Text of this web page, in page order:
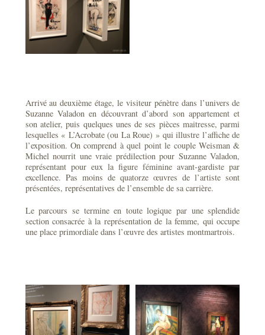
Arrivé au deuxième étage, le visiteur pénètre dans l’univers de
Suzanne Valadon en découvrant d’abord son appartement et
son atelier, puis quelques unes de ses pièces maitresse, parmi
lesquelles « L’Acrobate (ou La Roue) » qui illustre l’affiche de
l’exposition. On comprend à quel point le couple Weisman &
Michel nourrit une vraie prédilection pour Suzanne Valadon,
représentant pour eux la figure féminine avant-gardiste par
excellence. Pas moins de quatorze œuvres de l’artiste sont
présentées, représentatives de l’ensemble de sa carrière.
Le parcours se termine en toute logique par une splendide
section consacrée à la représentation de la femme, qui occupe
une place primordiale dans l’œuvre des artistes montmartrois.